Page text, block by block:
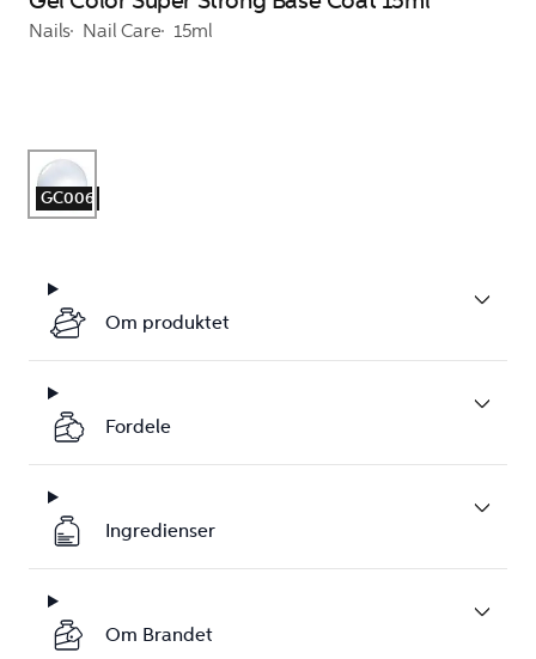
Nails Nail Care 15ml
GC006
Om produktet
Fordele
Ingredienser
Om Brandet